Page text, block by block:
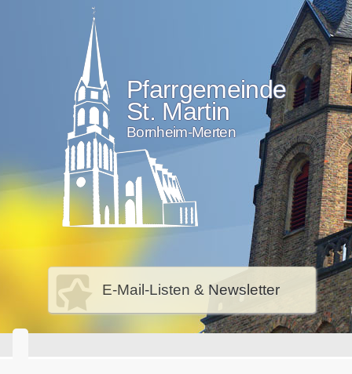
Pfarrgemeinde
St. Martin
Bornheim-Merten
E-Mail-Listen & Newsletter